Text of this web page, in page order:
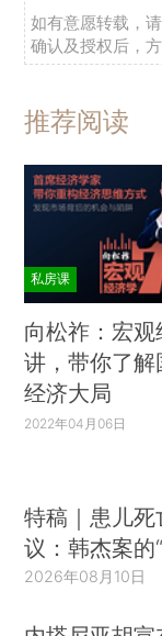
如有意愿转载，
确认及授权后，方
推荐阅读
私房课
向松祚：宏观
讲，带你了解
经济大局
2022年04月06日
特稿｜患儿
议：韩杰案的
2026年08月10日